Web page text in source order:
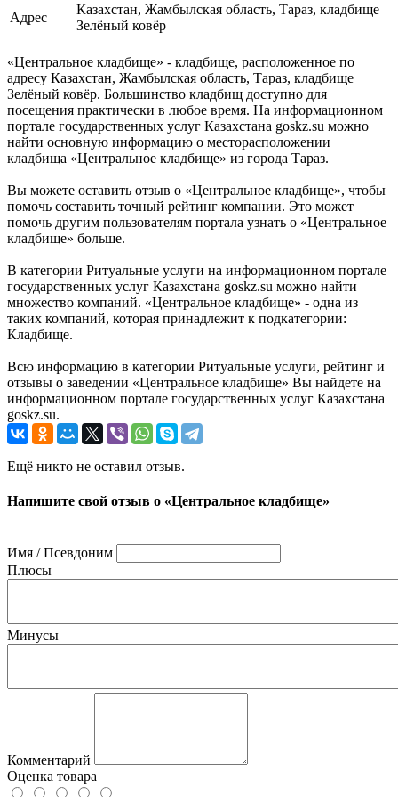
Адрес
Казахстан, Жамбылская область, Тараз, кладбище
Зелёный ковёр
«Центральное кладбище» - кладбище, расположенное по
адресу Казахстан, Жамбылская область, Тараз, кладбище
Зелёный ковёр. Большинство кладбищ доступно для
посещения практически в любое время. На информационном
портале государственных услуг Казахстана goskz.su можно
найти основную информацию о месторасположении
кладбища «Центральное кладбище» из города Тараз.
Вы можете оставить отзыв о «Центральное кладбище», чтобы
помочь составить точный рейтинг компании. Это может
помочь другим пользователям портала узнать о «Центральное
кладбище» больше.
В категории Ритуальные услуги на информационном портале
государственных услуг Казахстана goskz.su можно найти
множество компаний. «Центральное кладбище» - одна из
таких компаний, которая принадлежит к подкатегории:
Кладбище.
Всю информацию в категории Ритуальные услуги, рейтинг и
отзывы о заведении «Центральное кладбище» Вы найдете на
информационном портале государственных услуг Казахстана
goskz.su.
Ещё никто не оставил отзыв.
Напишите свой отзыв о «Центральное кладбище»
Имя / Псевдоним
Плюсы
Минусы
Комментарий
Оценка товара